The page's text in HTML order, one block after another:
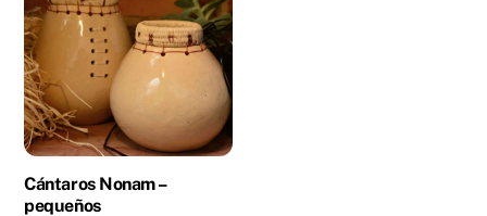
Cántaros Nonam –
pequeños